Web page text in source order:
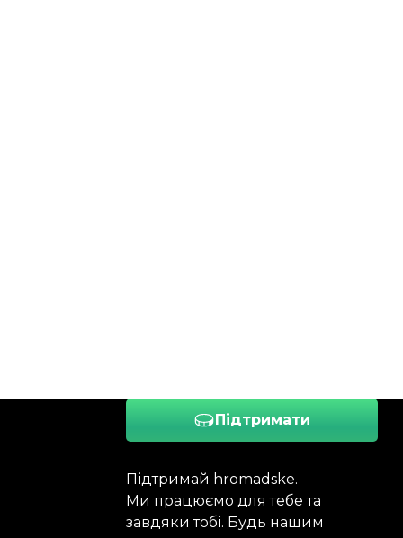
Підтримати
Підтримай hromadske.
Ми працюємо для тебе та
завдяки тобі. Будь нашим